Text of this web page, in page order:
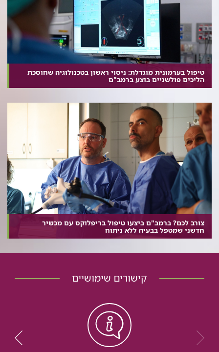
טיפול בערמונית מוגדלת: ניסוי ראשון בטכנולוגיה שחוסכת
הליכים פולשניים בוצע ברמב"ם
צורב לכם? ברמב"ם ביצעו טיפול בריפלוקס עם מכשיר
חדשני שמטפל בבעיה ללא ניתוח
קישורים שימושיים